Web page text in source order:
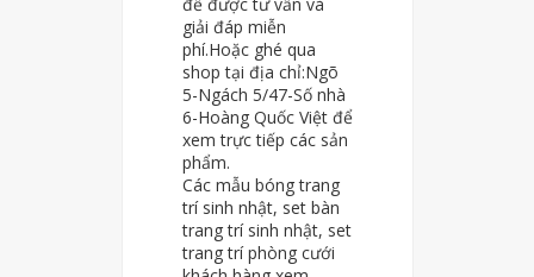
để được tư vấn và
giải đáp miễn
phí.Hoặc ghé qua
shop tại địa chỉ:Ngõ
5-Ngách 5/47-Số nhà
6-Hoàng Quốc Việt để
xem trực tiếp các sản
phẩm.
Các mẫu bóng trang
trí sinh nhật, set bàn
trang trí sinh nhật, set
trang trí phòng cưới